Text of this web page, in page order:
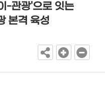
-관광'으로 잇는
본격 육성